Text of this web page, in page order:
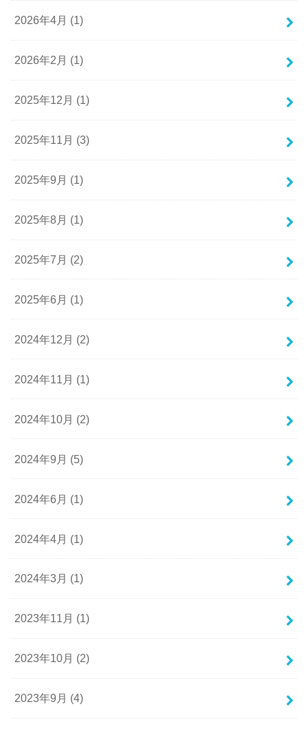
2026年4月 (1)
2026年2月 (1)
2025年12月 (1)
2025年11月 (3)
2025年9月 (1)
2025年8月 (1)
2025年7月 (2)
2025年6月 (1)
2024年12月 (2)
2024年11月 (1)
2024年10月 (2)
2024年9月 (5)
2024年6月 (1)
2024年4月 (1)
2024年3月 (1)
2023年11月 (1)
2023年10月 (2)
2023年9月 (4)